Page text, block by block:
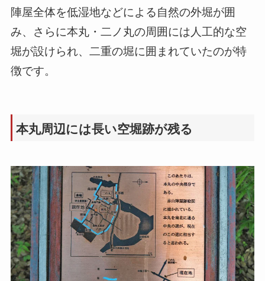
陣屋全体を低湿地などによる自然の外堀が囲
み、さらに本丸・二ノ丸の周囲には人工的な空
堀が設けられ、二重の堀に囲まれていたのが特
徴です。
本丸周辺には長い空堀跡が残る